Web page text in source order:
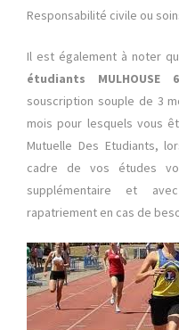
Responsabilité civile ou
Il est également à noter
étudiants
souscription souple de 3
mois pour lesquels vous
Mutuelle Des Etudiants,
cadre de vos études
supplémentaire et
rapatriement en cas de